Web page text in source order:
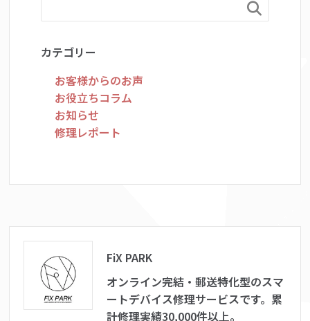

カテゴリー
お客様からのお声
お役立ちコラム
お知らせ
修理レポート
FiX PARK
オンライン完結・郵送特化型のスマ
ートデバイス修理サービスです。累
計修理実績30,000件以上。